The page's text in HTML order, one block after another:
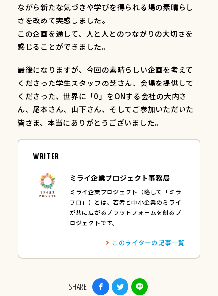
ながら新たな気づきや学びを得られる場の素晴らし
さを改めて実感しました。
この企画を通して、人と人とのつながりの大切さを
感じることができました。
最後になりますが、今回の素晴らしい企画を考えて
くださった学生スタッフの芝さん、会場を提供して
くださった、世界に「0」をONする会社の大内さ
ん、尾本さん、山下さん、そしてご参加いただいた
皆さま、本当にありがとうございました。
WRITER
ミライ企業プロジェクト事務局
ミライ企業プロジェクト（略して「ミラ
プロ」）とは、若者と中小企業のミライ
が共に広がるプラットフォームを創るプ
ロジェクトです。
このライターの記事一覧
SHARE